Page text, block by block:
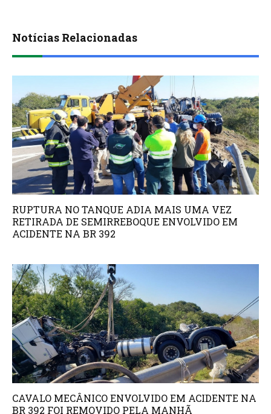
Notícias Relacionadas
RUPTURA NO TANQUE ADIA MAIS UMA VEZ
RETIRADA DE SEMIRREBOQUE ENVOLVIDO EM
ACIDENTE NA BR 392
CAVALO MECÂNICO ENVOLVIDO EM ACIDENTE NA
BR 392 FOI REMOVIDO PELA MANHÃ